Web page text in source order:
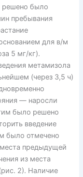
решено было
пребывания
для в/м
5 мг/кг).
метамизола
(через 3,5 ч)
— наросли
было решено
введение
было отмечено
предыдущей
из места
2). Наличие